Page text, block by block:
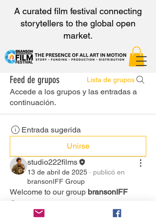
A curated film festival connecting
storytellers to the global open
market.
Feed de grupos Lista de grupos
Accede a los grupos y las entradas a
continuación.
Entrada sugerida
Unirse
studio222films
13 de abril de 2025 · publicó en
bransonIFF Group
Welcome to our group bransonIFF
Group
share with each other. Start by posting